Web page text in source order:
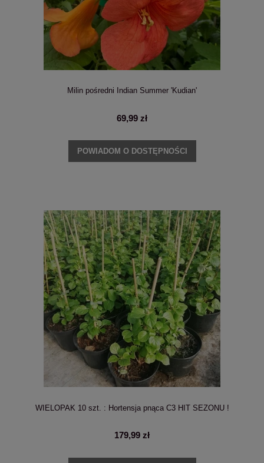
Milin pośredni Indian Summer 'Kudian'
69,99 zł
POWIADOM O DOSTĘPNOŚCI
WIELOPAK 10 szt. : Hortensja pnąca C3 HIT SEZONU !
179,99 zł